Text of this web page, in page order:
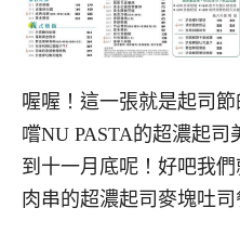
喔喔！這一張就是起司
嚐NU PASTA的超濃起
到十一月底呢！好吧我
肉串的超濃起司麥塊吐司